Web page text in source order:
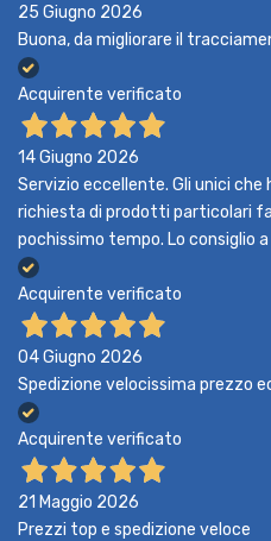
25 Giugno 2026
Buona, da migliorare il
Acquirente verificato
14 Giugno 2026
Servizio eccellente. Gli unici
richiesta di prodotti particolari
pochissimo tempo. Lo consiglio
Acquirente verificato
04 Giugno 2026
Spedizione velocissima prezzo
Acquirente verificato
21 Maggio 2026
Prezzi top e spedizione veloce